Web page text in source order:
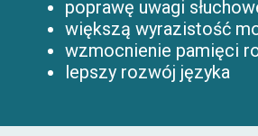
poprawę uwagi
większą wyrazistość
wzmocnienie pamięci
lepszy rozwój języka